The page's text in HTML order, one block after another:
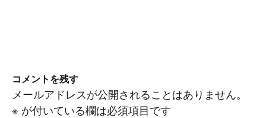
コメントを残す
メールアドレスが公開されることはありません。
※ が付いている欄は必須項目です